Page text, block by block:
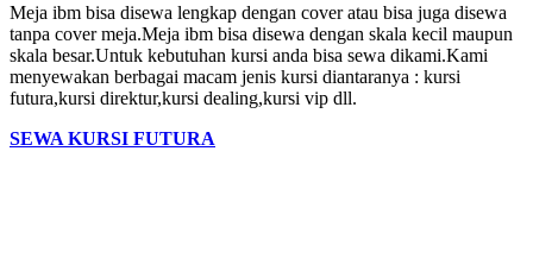
Meja ibm bisa disewa lengkap dengan cover atau bisa juga disewa
tanpa cover meja.Meja ibm bisa disewa dengan skala kecil maupun
skala besar.Untuk kebutuhan kursi anda bisa sewa dikami.Kami
menyewakan berbagai macam jenis kursi diantaranya : kursi
futura,kursi direktur,kursi dealing,kursi vip dll.
SEWA KURSI FUTURA